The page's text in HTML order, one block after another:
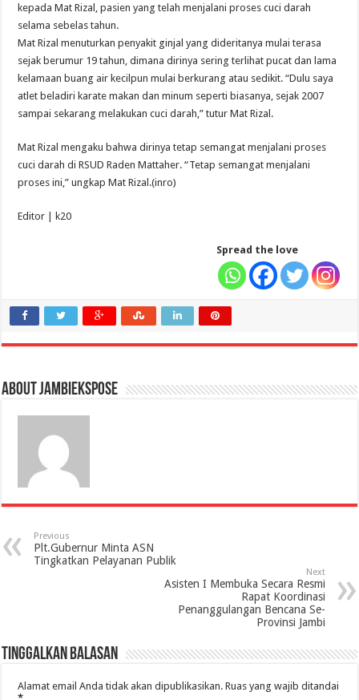
kepada Mat Rizal, pasien yang telah menjalani proses cuci darah
selama sebelas tahun.
Mat Rizal menuturkan penyakit ginjal yang dideritanya mulai terasa
sejak berumur 19 tahun, dimana dirinya sering terlihat pucat dan lama
kelamaan buang air kecilpun mulai berkurang atau sedikit. “Dulu saya
atlet beladiri karate makan dan minum seperti biasanya, sejak 2007
sampai sekarang melakukan cuci darah,” tutur Mat Rizal.
Mat Rizal mengaku bahwa dirinya tetap semangat menjalani proses
cuci darah di RSUD Raden Mattaher. “Tetap semangat menjalani
proses ini,” ungkap Mat Rizal.(inro)
Editor | k20
Spread the love
About jambiekspose
Previous
Plt.Gubernur Minta ASN
Tingkatkan Pelayanan Publik
Next
Asisten I Membuka Secara Resmi
Rapat Koordinasi
Penanggulangan Bencana Se-
Provinsi Jambi
Tinggalkan Balasan
Alamat email Anda tidak akan dipublikasikan. Ruas yang wajib ditandai